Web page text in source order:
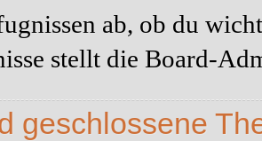
ab, ob du
stellt die Board-
geschlossene